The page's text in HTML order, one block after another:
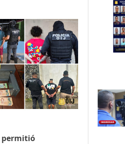
permitió